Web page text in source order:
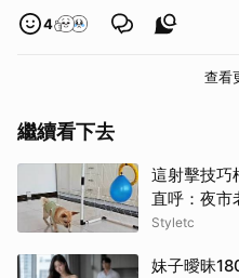
大人物檯面上的作為更是全民
選舉繼續亂選啊！不投票啊
社會。
4
查看
繼續看下去
這射擊技
直呼：夜市
Styletc
妹子曖昧